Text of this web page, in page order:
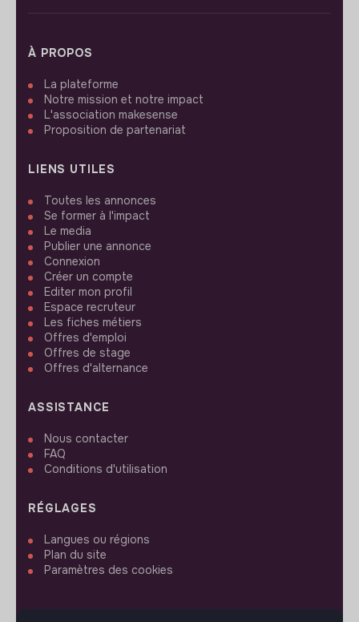
À PROPOS
La plateforme
Notre mission et notre impact
L'association makesense
Proposition de partenariat
LIENS UTILES
Toutes les annonces
Se former à l'impact
Le media
Publier une annonce
Connexion
Créer un compte
Editer mon profil
Espace recruteur
Les fiches métiers
Offres d'emploi
Offres de stage
Offres d'alternance
ASSISTANCE
Nous contacter
FAQ
Conditions d'utilisation
RÉGLAGES
Langues ou régions
Plan du site
Paramètres des cookies